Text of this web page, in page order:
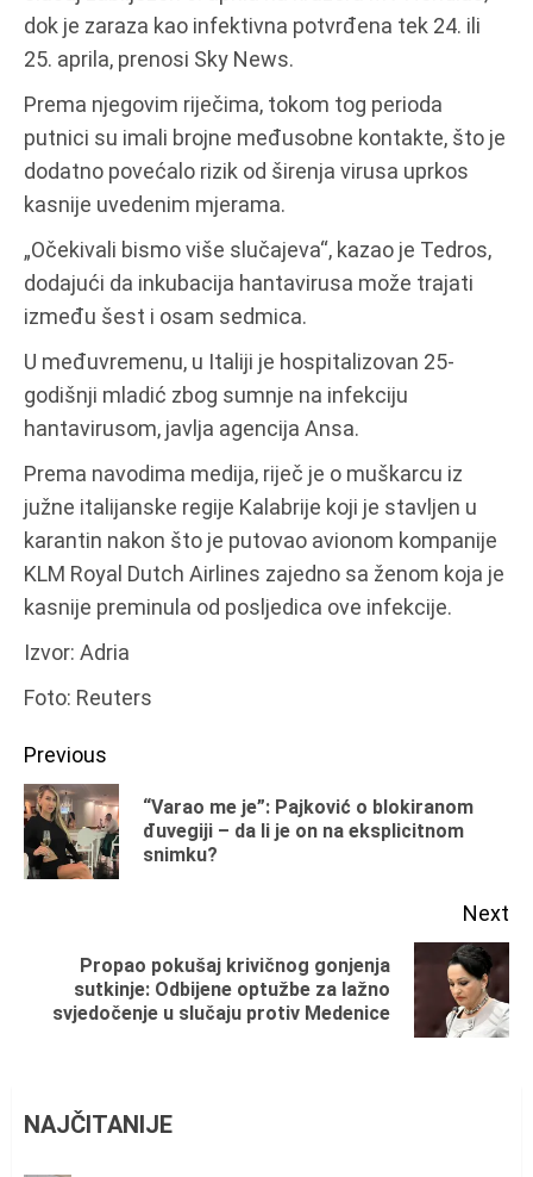
dok je zaraza kao infektivna potvrđena tek 24. ili
25. aprila, prenosi Sky News.
Prema njegovim riječima, tokom tog perioda
putnici su imali brojne međusobne kontakte, što je
dodatno povećalo rizik od širenja virusa uprkos
kasnije uvedenim mjerama.
„Očekivali bismo više slučajeva“, kazao je Tedros,
dodajući da inkubacija hantavirusa može trajati
između šest i osam sedmica.
U međuvremenu, u Italiji je hospitalizovan 25-
godišnji mladić zbog sumnje na infekciju
hantavirusom, javlja agencija Ansa.
Prema navodima medija, riječ je o muškarcu iz
južne italijanske regije Kalabrije koji je stavljen u
karantin nakon što je putovao avionom kompanije
KLM Royal Dutch Airlines zajedno sa ženom koja je
kasnije preminula od posljedica ove infekcije.
Izvor: Adria
Foto: Reuters
Continue
Reading
Previous
“Varao me je”: Pajković o blokiranom
đuvegiji – da li je on na eksplicitnom
snimku?
Next
post:
Propao pokušaj krivičnog gonjenja
sutkinje: Odbijene optužbe za lažno
svjedočenje u slučaju protiv Medenice
NAJČITANIJE